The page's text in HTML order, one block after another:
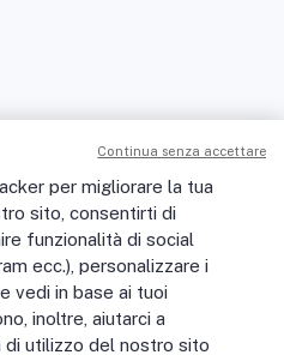
per migliorare la tua
sito, consentirti di
funzionalità di social
ecc.), personalizzare i
vedi in base ai tuoi
inoltre, aiutarci a
utilizzo del nostro sito
Continua senza accettare